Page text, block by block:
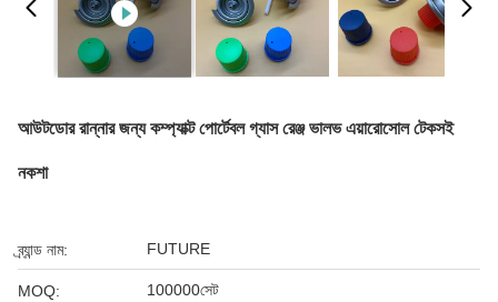
আউটডোর রান্নার জন্য কম্প্যাক্ট পোর্টেবল গ্যাস রেঞ্জ ভালভ এয়ারোসোল টেকসই
নকশা
ব্র্যান্ড নাম: FUTURE
MOQ: 100000সেট